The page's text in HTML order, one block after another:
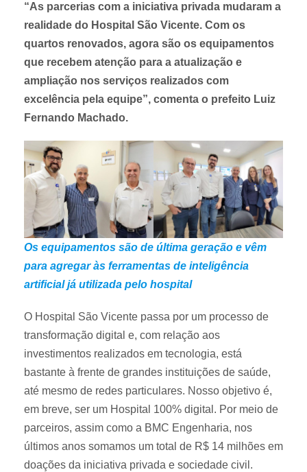
“As parcerias com a iniciativa privada mudaram a
realidade do Hospital São Vicente. Com os
quartos renovados, agora são os equipamentos
que recebem atenção para a atualização e
ampliação nos serviços realizados com
excelência pela equipe”, comenta o prefeito Luiz
Fernando Machado.
Os equipamentos são de última geração e vêm
para agregar às ferramentas de inteligência
artificial já utilizada pelo hospital
O Hospital São Vicente passa por um processo de
transformação digital e, com relação aos
investimentos realizados em tecnologia, está
bastante à frente de grandes instituições de saúde,
até mesmo de redes particulares. Nosso objetivo é,
em breve, ser um Hospital 100% digital. Por meio de
parceiros, assim como a BMC Engenharia, nos
últimos anos somamos um total de R$ 14 milhões em
doações da iniciativa privada e sociedade civil.